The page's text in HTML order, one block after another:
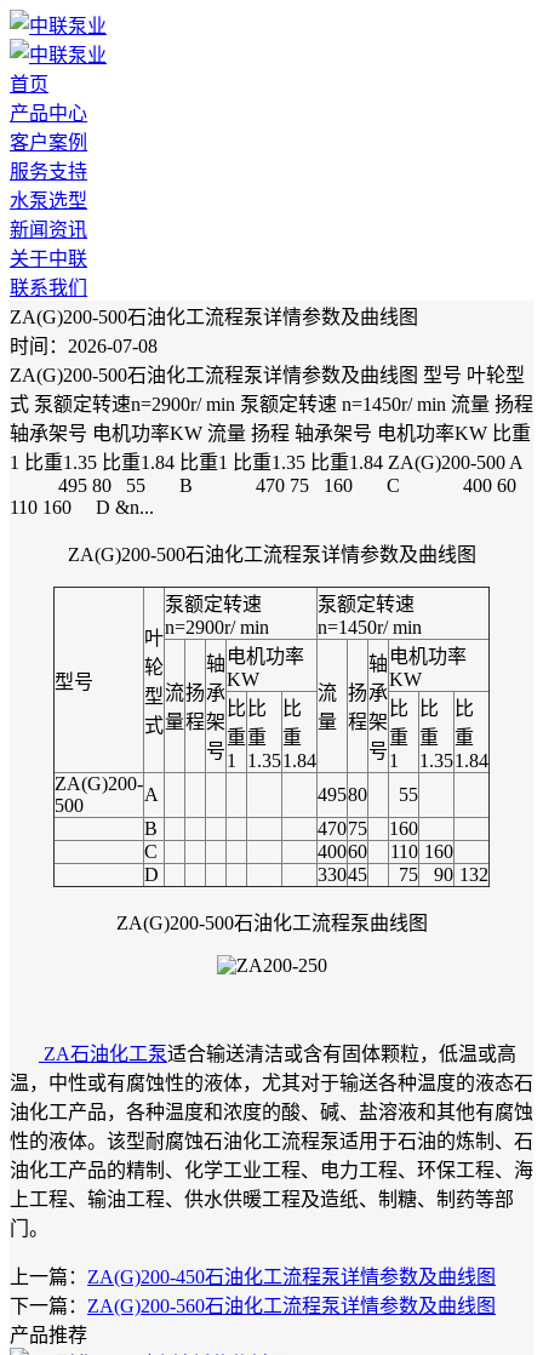
首页
产品中心
客户案例
服务支持
水泵选型
新闻资讯
关于中联
联系我们
ZA(G)200-500石油化工流程泵详情参数及曲线图
时间：2026-07-08
ZA(G)200-500石油化工流程泵详情参数及曲线图 型号 叶轮型
式 泵额定转速n=2900r/ min 泵额定转速 n=1450r/ min 流量 扬程
轴承架号 电机功率KW 流量 扬程 轴承架号 电机功率KW 比重
1 比重1.35 比重1.84 比重1 比重1.35 比重1.84 ZA(G)200-500 A
495 80 55 B 470 75 160 C 400 60
110 160 D &n...
ZA(G)200-500石油化工流程泵详情参数及曲线图
型号
叶
轮
型
式
泵额定转速
n=2900r/ min
泵额定转速
n=1450r/ min
流
量
扬
程
轴
承
架
号
电机功率
KW
流
量
扬
程
轴
承
架
号
电机功率
KW
比
重
1
比
重
1.35
比
重
1.84
比
重
1
比
重
1.35
比
重
1.84
ZA(G)200-
500
A 49580
55
B
47075
160
C
40060 110 160
D
33045 75 90 132
ZA(G)200-500石油化工流程泵曲线图
ZA石油化工泵适合输送清洁或含有固体颗粒，低温或高
温，中性或有腐蚀性的液体，尤其对于输送各种温度的液态石
油化工产品，各种温度和浓度的酸、碱、盐溶液和其他有腐蚀
性的液体。该型耐腐蚀石油化工流程泵适用于石油的炼制、石
油化工产品的精制、化学工业工程、电力工程、环保工程、海
上工程、输油工程、供水供暖工程及造纸、制糖、制药等部
门。
上一篇： ZA(G)200-450石油化工流程泵详情参数及曲线图
下一篇： ZA(G)200-560石油化工流程泵详情参数及曲线图
产品推荐